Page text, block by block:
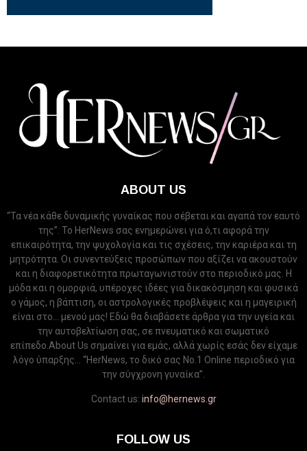
ABOUT US
“Τα νέα κάθε δυναμικής γυναίκας που σέβεται και αγαπά τον εαυτό
της”. Το HerNews σας ενημερώνει για ό,τι αφορά την
επικαιρότητα, την ψυχολογία και τις σχέσεις, την καριέρα και τη
μητρότητα. Οι συνεντεύξεις προσώπων που αξίζει να ακουστούν
και η διαφορετικότητα πρωταγωνιστούν στο περιοδικό μας. Η
μόδα και η ομορφιά, υπέροχες ιδέες για δικακόσμηση και φυσικά
ο γάμος, η βάπτιση, οι αστρολογικές προβλέψεις και η μαγειρική
είναι στο... μενού μας! Εδώ θα διαβάσετε άρθρα για την υγεία και
την αυτοβελτίωση σας, σε πνευματικό και σωματικό
επίπεδο.About Us σημαίνει για εμάς, αλλά χωρίς εσάς δεν είχαμε
λόγο ύπαρξης... “HerNews, το δικό σας Νo.1 Online περιοδικό για
την σύγχρονη γυναίκα”.
Contact us: info@hernews.gr
FOLLOW US